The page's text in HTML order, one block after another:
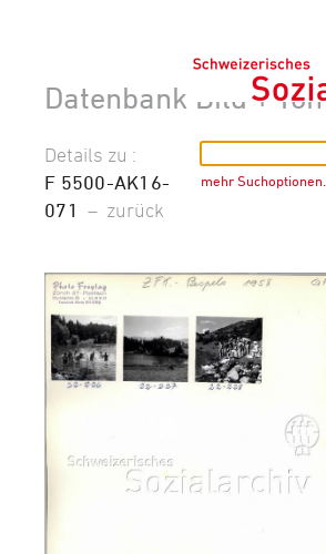
Datenbank Bild + Ton
mehr Suchoptionen…
Details zu :
F 5500-AK16-
071 – zurück